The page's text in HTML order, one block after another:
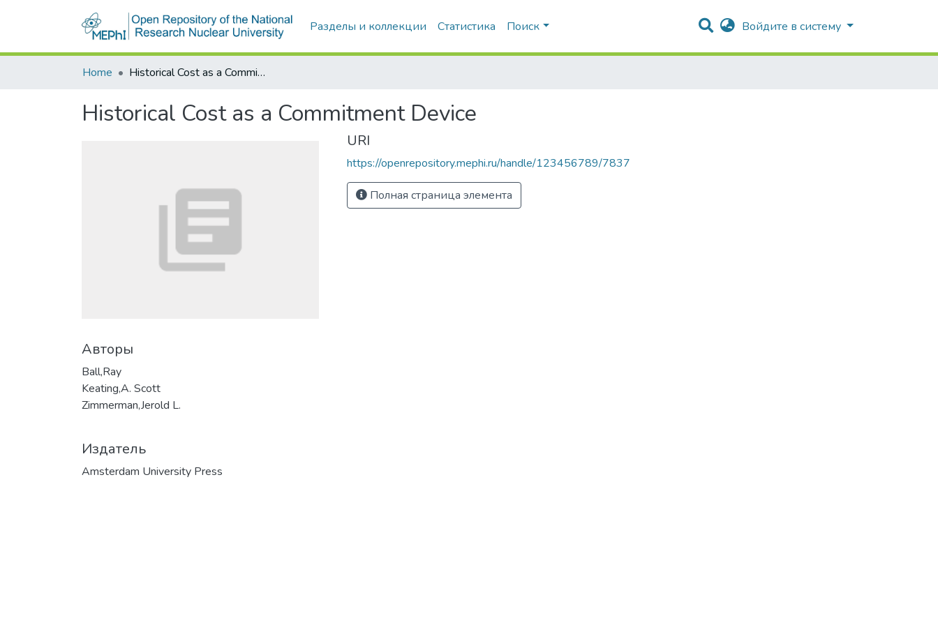
Разделы и коллекции Статистика Поиск Войдите в систему
Home Historical Cost as a Commitment Device
Historical Cost as a Commitment Device
Авторы
Ball,Ray
Keating,A. Scott
Zimmerman,Jerold L.
Издатель
Amsterdam University Press
URI
https://openrepository.mephi.ru/handle/123456789/7837
Полная страница элемента